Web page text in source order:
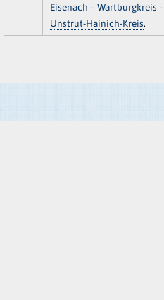
Eisenach – Wartburgkreis –
Unstrut-Hainich-Kreis.